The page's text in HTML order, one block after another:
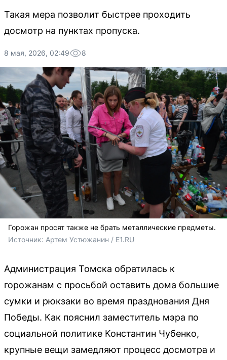
Такая мера позволит быстрее проходить
досмотр на пунктах пропуска.
8 мая, 2026, 02:49 8
Горожан просят также не брать металлические предметы.
Источник: Артем Устюжанин / E1.RU
Администрация Томска обратилась к
горожанам с просьбой оставить дома большие
сумки и рюкзаки во время празднования Дня
Победы. Как пояснил заместитель мэра по
социальной политике Константин Чубенко,
крупные вещи замедляют процесс досмотра и